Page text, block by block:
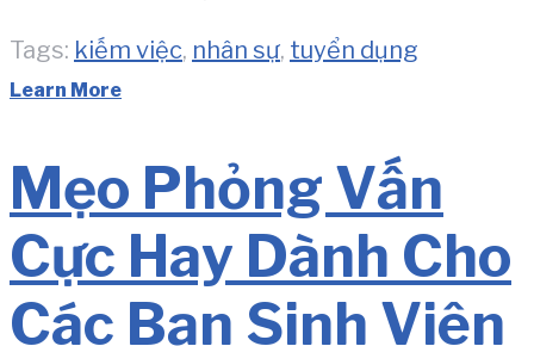
Tags: kiếm việc, nhân sự, tuyển dụng
Learn More
Mẹo Phỏng Vấn
Cực Hay Dành Cho
Các Bạn Sinh Viên